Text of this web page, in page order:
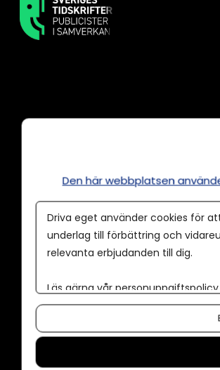
Våra användarvillkor
Policy för AI
Annonspolicy
Tillgänglighet
Om oss
Den här webbplatsen
Driva eget använder cookies för
underlag till förbättring och
relevanta erbjudanden till dig.
Läs gärna vår personuppgiftspolicy
Om du vill ändra ditt val i